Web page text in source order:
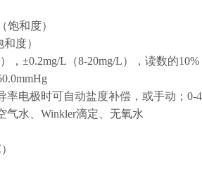
饱和度）
度）
，±0.2mg/L（8-20mg/L），读数的
电极时可自动盐度补偿，或手动；0-
气水、Winkler滴定、无氧水